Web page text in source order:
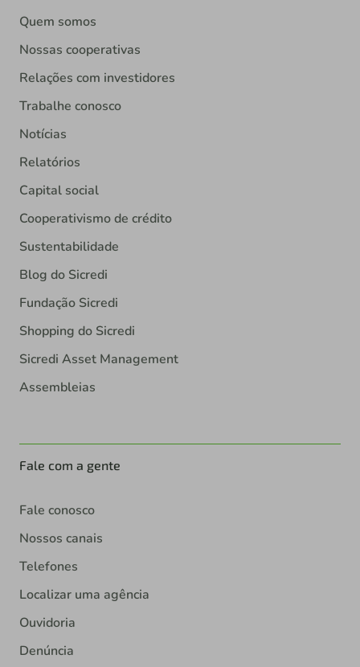
Quem somos
Nossas cooperativas
Relações com investidores
Trabalhe conosco
Notícias
Relatórios
Capital social
Cooperativismo de crédito
Sustentabilidade
Blog do Sicredi
Fundação Sicredi
Shopping do Sicredi
Sicredi Asset Management
Assembleias
Fale com a gente
Fale conosco
Nossos canais
Telefones
Localizar uma agência
Ouvidoria
Denúncia